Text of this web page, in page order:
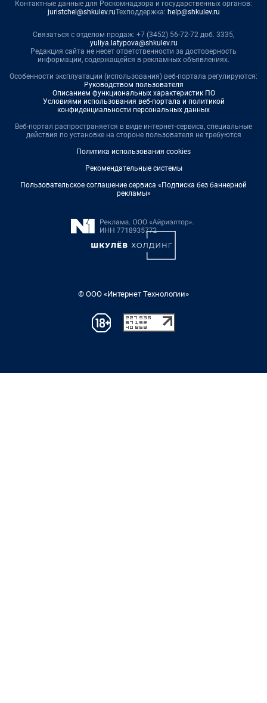
Контактные данные для Роскомнадзора и государственных органов:
juristchel@shkulev.ruТехподдержка: help@shkulev.ru
Связаться с отделом продаж: +7 (3452) 56-72-72 доб. 3335,
yuliya.latypova@shkulev.ru
Редакция сайта не несет ответственности за достоверность
информации, содержащейся в рекламных объявлениях.
Особенности эксплуатации (использования) веб-портала регулируются:
Руководством пользователя
Описанием функциональных характеристик ПО
Условиями использования веб-портала и политикой
конфиденциальности персональных данных
Веб-портал распространяется в виде интернет-сервиса, специальные
действия по установке на стороне пользователя не требуются
Политика использования cookies
Рекомендательные системы
Пользовательское соглашение сервиса «Подписка без баннерной
рекламы»
© ООО «Интернет Технологии»